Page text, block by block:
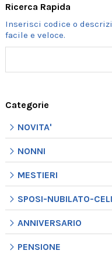
Ricerca Rapida
Categorie
NOVITA'
NONNI
MESTIERI
SPOSI-NUBILATO-
ANNIVERSARIO
PENSIONE